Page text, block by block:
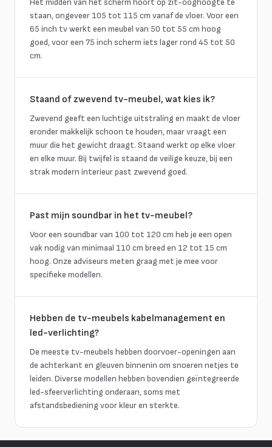
Het midden van het scherm hoort op zit-ooghoogte te
staan, ongeveer 105 tot 115 cm vanaf de vloer. Voor een
65 inch tv werkt een meubel van 50 tot 55 cm hoog
goed, voor een 75 inch scherm iets lager rond 45 tot 50
cm.
Staand of zwevend tv-meubel, wat kies ik?
Zwevend geeft een luchtige uitstraling en maakt de vloer
eronder makkelijk schoon te houden, maar vraagt een
muur die het gewicht draagt. Staand werkt op elke vloer
en elke muur. Bij twijfel is staand de veilige keuze, bij een
strak modern interieur past zwevend goed.
Past mijn soundbar in het tv-meubel?
Voor een soundbar van 100 tot 120 cm heb je een open
vak nodig van minimaal 110 cm breed en 12 tot 15 cm
hoog. Onze adviseurs meten graag met je mee voor
specifieke modellen.
Hebben de tv-meubels kabelmanagement en
led-verlichting?
De meeste tv-meubels hebben doorvoer-openingen aan
de achterkant en gleuven binnenin om snoeren netjes te
leiden. Diverse modellen hebben bovendien geïntegreerde
led-sfeerverlichting onderaan, soms met
afstandsbediening voor kleur en sterkte.